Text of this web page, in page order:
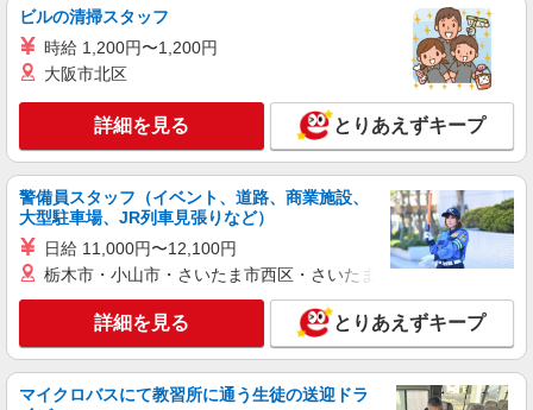
キープ 詳細を見る
派遣社員
パーソルテンプスタッフ株式会社 東関東コーディネートセンター
（水戸）/26-0509711
8月開始★［勝田×日勤作業］時給1350円★チ
ームで取り組む軽作業！！
時給1350円
茨城県ひたちなか市／最寄駅：勝田駅 ≪車
通勤可≫ 徒歩10分のところに民間駐車場あり
詳細を見る
派遣社員
パーソルテンプスタッフ株式会社 東関東コーディネートセンター
（水戸）/26-0291606
ビルの清掃スタッフ
時給 1,200円〜1,200円
大阪市北区
詳細を見る とりあえずキープ
警備員スタッフ（イベント、道路、商業施設、
大型駐車場、JR列車見張りなど）
日給 11,000円〜12,100円
栃木市・小山市・さいたま市西区・さいたま市岩槻区・久喜市・
詳細を見る とりあえずキープ
マイクロバスにて教習所に通う生徒の送迎ドラ